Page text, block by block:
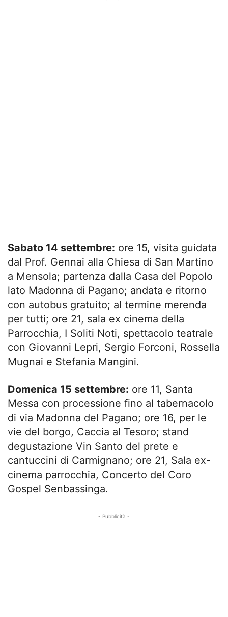
Sabato 14 settembre: ore 15, visita guidata
dal Prof. Gennai alla Chiesa di San Martino
a Mensola; partenza dalla Casa del Popolo
lato Madonna di Pagano; andata e ritorno
con autobus gratuito; al termine merenda
per tutti; ore 21, sala ex cinema della
Parrocchia, I Soliti Noti, spettacolo teatrale
con Giovanni Lepri, Sergio Forconi, Rossella
Mugnai e Stefania Mangini.
Domenica 15 settembre: ore 11, Santa
Messa con processione fino al tabernacolo
di via Madonna del Pagano; ore 16, per le
vie del borgo, Caccia al Tesoro; stand
degustazione Vin Santo del prete e
cantuccini di Carmignano; ore 21, Sala ex-
cinema parrocchia, Concerto del Coro
Gospel Senbassinga.
- Pubblicità -